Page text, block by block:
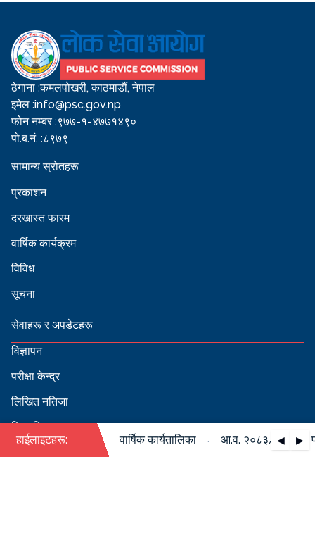
ठेगाना :कमलपोखरी, काठमाडौं, नेपाल
इमेल :info@psc.gov.np
फोन नम्बर :९७७-१-४७७१४९०
पो.ब.नं. :८९७९
सामान्य स्रोतहरू
प्रकाशन
दरखास्त फारम
वार्षिक कार्यक्रम
विविध
सूचना
सेवाहरू र अपडेटहरू
विज्ञापन
परीक्षा केन्द्र
लिखित नतिजा
सिफारिस
हाईलाइटहरू: ◀ ▶
०८४ को पदपूर्ति सम्बन्धी वार्षिक कार्यतालिका आ.व. २०८३/०८४ को